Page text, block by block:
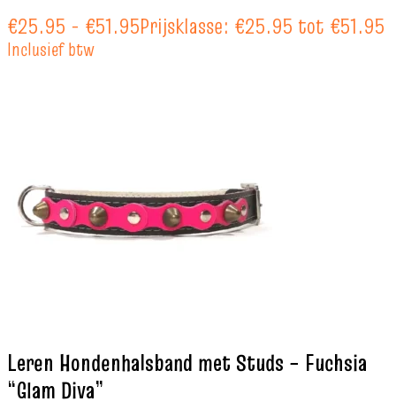
€25.95 - €51.95Prijsklasse: €25.95 tot €51.95
Inclusief btw
Leren Hondenhalsband met Studs – Fuchsia
“Glam Diva”